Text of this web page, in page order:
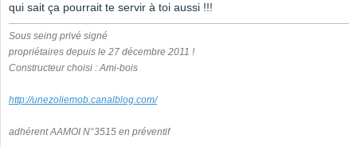
qui sait ça pourrait te servir à toi aussi !!!
Sous seing privé signé
propriétaires depuis le 27 décembre 2011 !
Constructeur choisi : Ami-bois
http://unezoliemob.canalblog.com/
adhérent AAMOI N°3515 en préventif